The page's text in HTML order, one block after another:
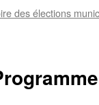
des élections